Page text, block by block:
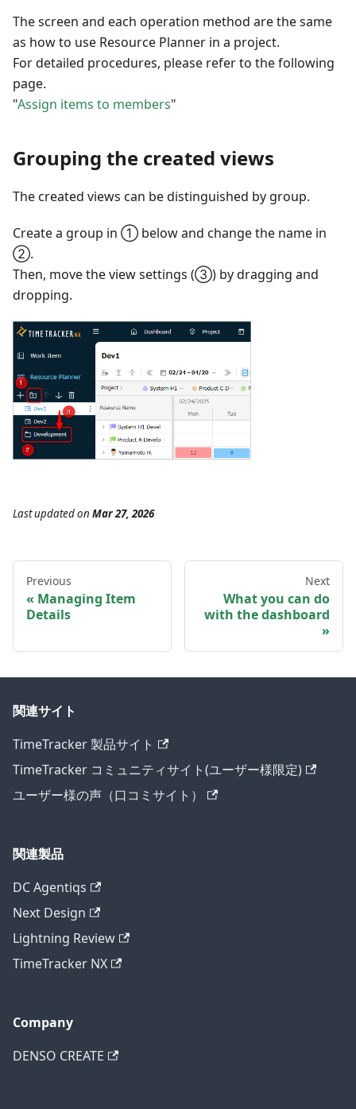
The screen and each operation method are the same
as how to use Resource Planner in a project.
For detailed procedures, please refer to the following
page.
"Assign items to members"
Grouping the created views
The created views can be distinguished by group.
Create a group in ① below and change the name in
②.
Then, move the view settings (③) by dragging and
dropping.
Last updatedon Mar 27, 2026
Previous
Managing Item
Details
Next
What you can do
with the dashboard
関連サイト
TimeTracker 製品サイト
TimeTracker コミュニティサイト(ユーザー様限定)
ユーザー様の声（口コミサイト）
関連製品
DC Agentiqs
Next Design
Lightning Review
TimeTracker NX
Company
DENSO CREATE